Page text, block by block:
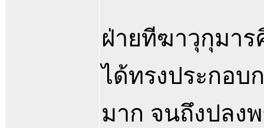
ฝ่ายทีฆาวุกุมาร
ได้ทรงประกอบ
มาก จนถึงปลง